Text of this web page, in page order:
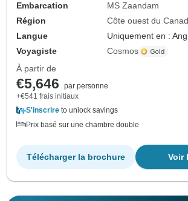
Embarcation
MS Zaandam
Région
Côte ouest du
Langue
Uniquement en :
Voyagiste
Cosmos
À partir de
€5,646
par personne
+€541 frais initiaux
S'inscrire to unlock savings
Prix basé sur une chambre double
Voir
Télécharger la brochure